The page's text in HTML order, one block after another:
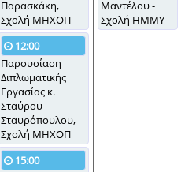
Παρασκάκη,
Σχολή ΜΗΧΟΠ
12:00
Παρουσίαση
Διπλωματικής
Εργασίας κ.
Σταύρου
Σταυρόπουλου,
Σχολή ΜΗΧΟΠ
15:00
Μαντέλου -
Σχολή ΗΜΜΥ